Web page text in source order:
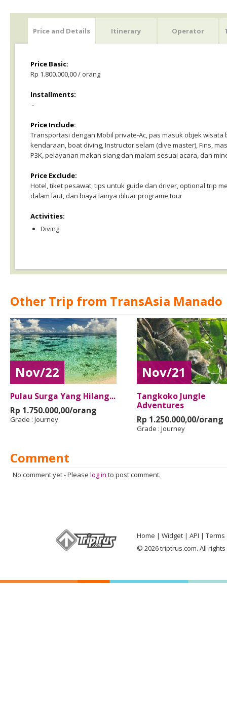
Price and Details Itinerary Operator
Price Basic:
Rp 1.800.000,00 / orang
Installments:
-
Price Include:
Transportasi dengan Mobil private-Ac, pas masuk objek
kendaraan, boat diving, Instructor selam (dive master), Fins,
P3K, pelayanan makan siang dan malam sesuai acara, dan
Price Exclude:
Hotel, tiket pesawat, tips untuk guide dan driver, optional trip
dalam laut, dan biaya lainya diluar programe tour
Activities:
Diving
Other Trip from TransAsia Manado
Nov/22
Pulau Surga Yang Hilang...
Rp 1.750.000,00/orang
Grade : Journey
Nov/21
Tangkoko Jungle
Adventures
Rp 1.250.000,00/orang
Grade : Journey
Comment
No comment yet-Please log in to post comment.
Home Widget API
Terms
© 2026 triptrus.com. All